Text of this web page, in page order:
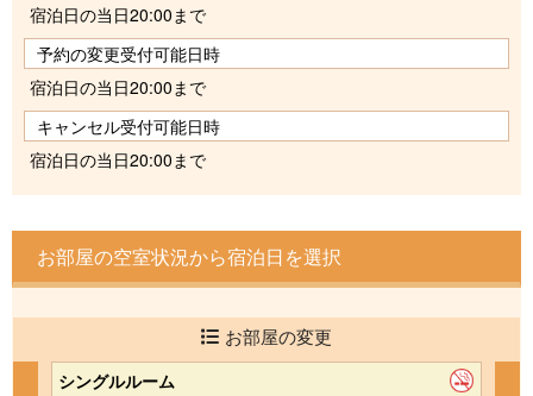
宿泊日の当日20:00まで
予約の変更受付可能日時
宿泊日の当日20:00まで
キャンセル受付可能日時
宿泊日の当日20:00まで
お部屋の空室状況から宿泊日を選択
お部屋の変更
シングルルーム